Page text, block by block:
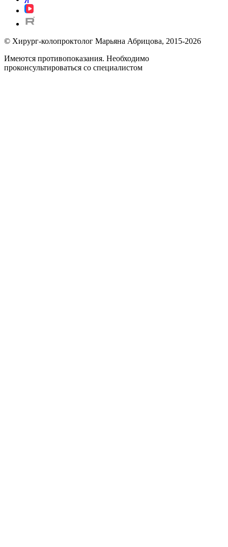
© Хирург-колопроктолог Марьяна Абрицова, 2015-2026
Имеются противопоказания. Необходимо
проконсультироваться со специалистом